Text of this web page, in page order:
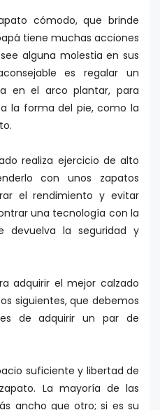
cómodo, que brinde
tiene muchas acciones
alguna molestia en sus
es regalar un
en el arco plantar, para
la forma del pie, como la
realiza ejercicio de alto
con unos zapatos
el rendimiento y evitar
una tecnología con la
devuelva la seguridad y
adquirir el mejor calzado
siguientes, que debemos
de adquirir un par de
suficiente y libertad de
La mayoría de las
ancho que otro; si es su